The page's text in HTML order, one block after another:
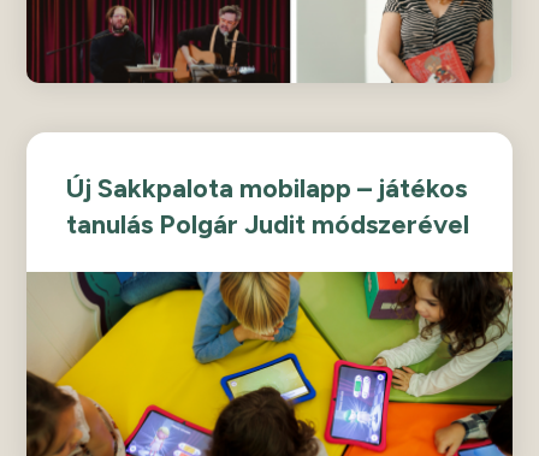
Új Sakkpalota mobilapp – játékos
tanulás Polgár Judit módszerével